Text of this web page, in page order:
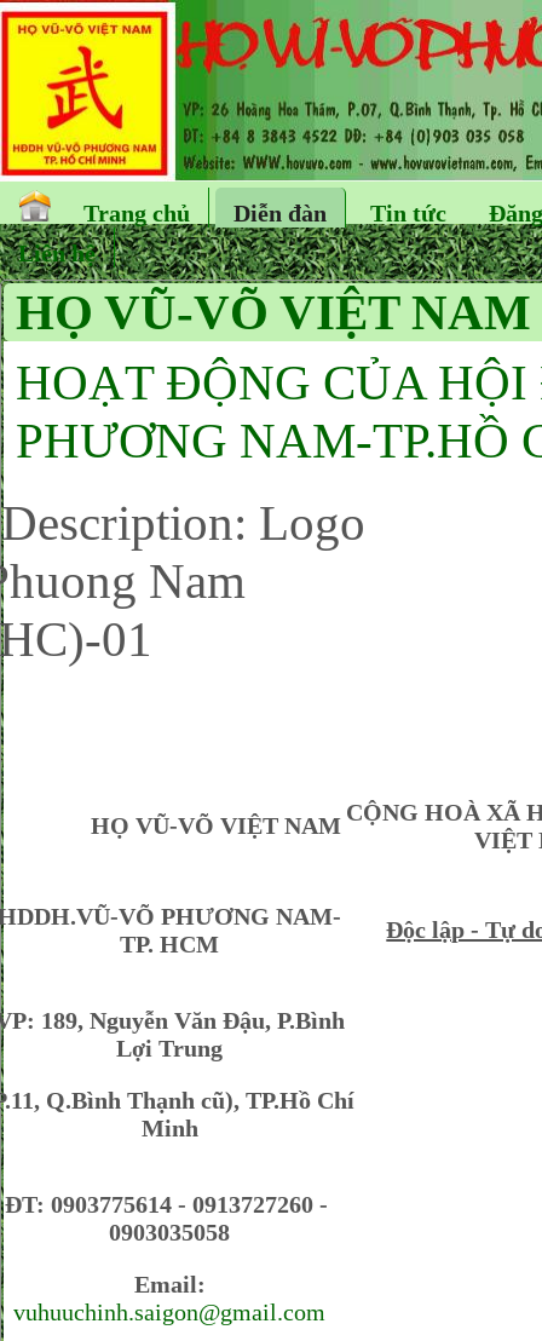
Trang chủ Diễn đàn Tin tức
Liên hệ
HỌ VŨ-VÕ VIỆT
HOẠT ĐỘNG CỦA
PHƯƠNG NAM-TP.HỒ
VŨ-VÕ VIỆT NAM CỘNG HOÀ XÃ
VIỆT
VÕ PHƯƠNG NAM-
TP. HCM
Độc lập - Tự
189, Nguyễn Văn Đậu, P.Bình
Lợi Trung
Q.Bình Thạnh cũ), TP.Hồ Chí
Minh
ĐT: 0903775614 - 0913727260 -
0903035058
Email:
vuhuuchinh.saigon@gmail.com